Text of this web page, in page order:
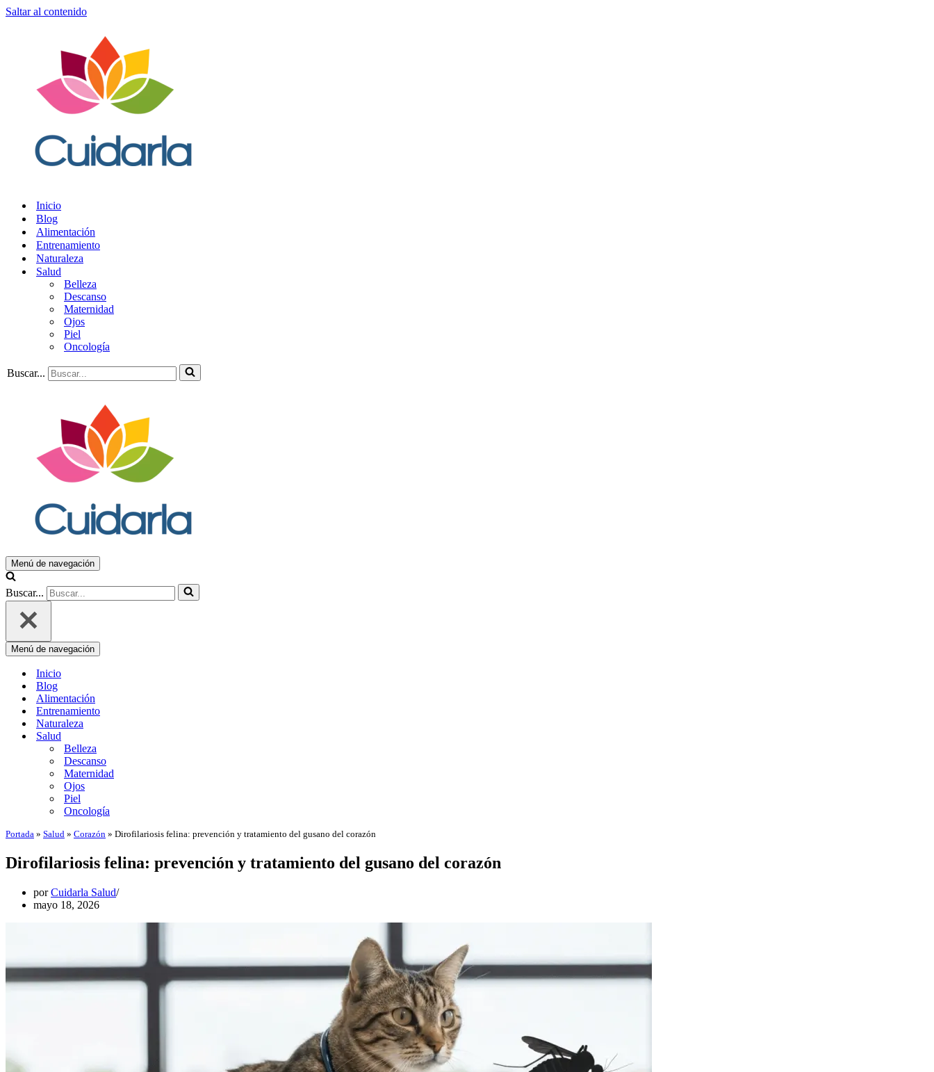
Saltar al contenido
Inicio
Blog
Alimentación
Entrenamiento
Naturaleza
Salud
Belleza
Descanso
Maternidad
Ojos
Piel
Oncología
Buscar...
Menú de navegación
Buscar...
Menú de navegación
Inicio
Blog
Alimentación
Entrenamiento
Naturaleza
Salud
Belleza
Descanso
Maternidad
Ojos
Piel
Oncología
Portada » Salud » Corazón » Dirofilariosis felina: prevención y tratamiento del gusano del corazón
Dirofilariosis felina: prevención y tratamiento del gusano del corazón
porCuidarla Salud
mayo 18, 2026